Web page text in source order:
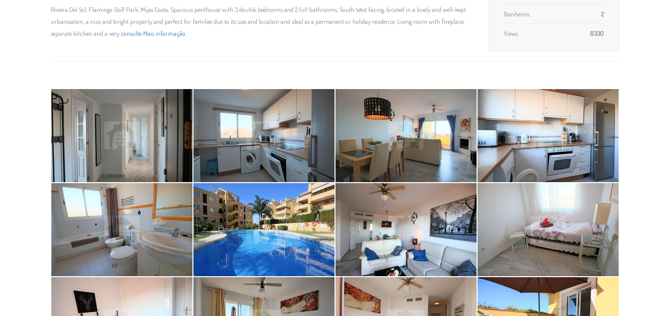
Riviera Del Sol, Flamingo Golf Park, Mijas Costa, Spacious penthouse with 3 double bedrooms and 2 full bathrooms, South West facing, located in a lovely and well-kept
urbanisation, a nice and bright property and perfect for families due to its size and location and ideal as a permanent or holiday residence. Living room with fireplace,
separate kitchen and a very consulte Mais informação
Banheiros 2
Views 6330